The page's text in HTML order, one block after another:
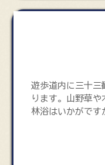
遊歩道内に三十三
ります。山野草
林浴はいかがです